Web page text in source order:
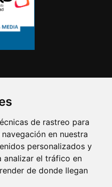
de rastreo para
en nuestra
personalizados y
analizar el tráfico en
de donde llegan